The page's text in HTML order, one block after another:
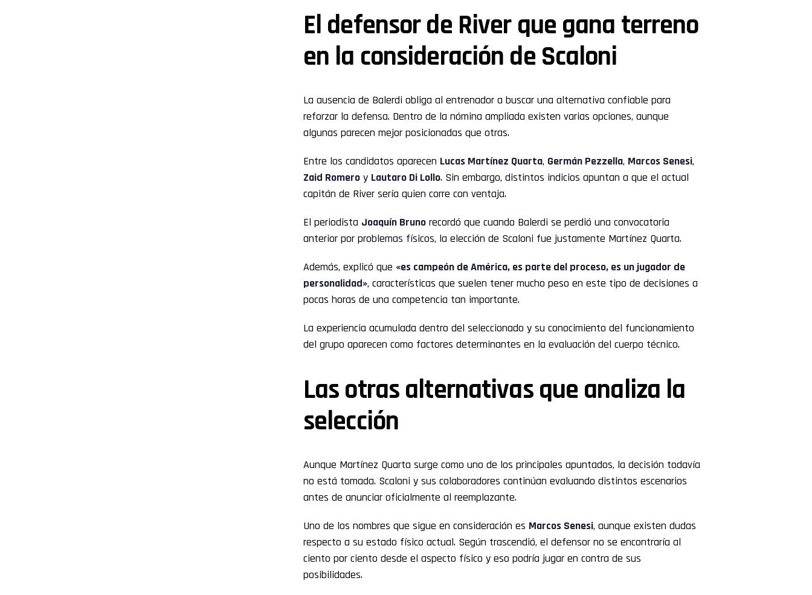
El defensor de River que gana terreno
en la consideración de Scaloni
La ausencia de Balerdi obliga al entrenador a buscar una alternativa confiable para
reforzar la defensa. Dentro de la nómina ampliada existen varias opciones, aunque
algunas parecen mejor posicionadas que otras.
Entre los candidatos aparecen Lucas Martínez Quarta, Germán Pezzella, Marcos Senesi,
Zaid Romero y Lautaro Di Lollo. Sin embargo, distintos indicios apuntan a que el actual
capitán de River sería quien corre con ventaja.
El periodista Joaquín Bruno recordó que cuando Balerdi se perdió una convocatoria
anterior por problemas físicos, la elección de Scaloni fue justamente Martínez Quarta.
Además, explicó que «es campeón de América, es parte del proceso, es un jugador de
personalidad», características que suelen tener mucho peso en este tipo de decisiones a
pocas horas de una competencia tan importante.
La experiencia acumulada dentro del seleccionado y su conocimiento del funcionamiento
del grupo aparecen como factores determinantes en la evaluación del cuerpo técnico.
Las otras alternativas que analiza la
selección
Aunque Martínez Quarta surge como uno de los principales apuntados, la decisión todavía
no está tomada. Scaloni y sus colaboradores continúan evaluando distintos escenarios
antes de anunciar oficialmente al reemplazante.
Uno de los nombres que sigue en consideración es Marcos Senesi, aunque existen dudas
respecto a su estado físico actual. Según trascendió, el defensor no se encontraría al
ciento por ciento desde el aspecto físico y eso podría jugar en contra de sus
posibilidades.